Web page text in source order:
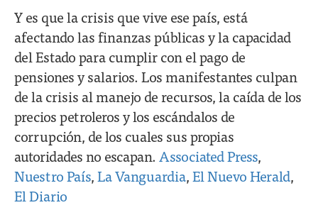
Y es que la crisis que vive ese país, está
afectando las finanzas públicas y la capacidad
del Estado para cumplir con el pago de
pensiones y salarios. Los manifestantes culpan
de la crisis al manejo de recursos, la caída de los
precios petroleros y los escándalos de
corrupción, de los cuales sus propias
autoridades no escapan. Associated Press,
Nuestro País,La Vanguardia,El Nuevo Herald,
El Diario